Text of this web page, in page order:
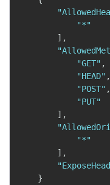
"*"
] ,
"GET" ,
"HEAD" ,
"POST" ,
"PUT"
] ,
"*"
] ,
}